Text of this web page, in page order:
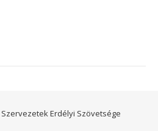
Erdélyi Szövetsége